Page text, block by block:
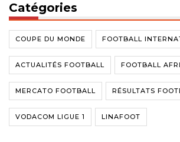
Catégories
COUPE DU MONDE FOOTBALL
ACTUALITÉS FOOTBALL FOOTBALL
MERCATO FOOTBALL RÉSULTATS
VODACOM LIGUE 1 LINAFOOT